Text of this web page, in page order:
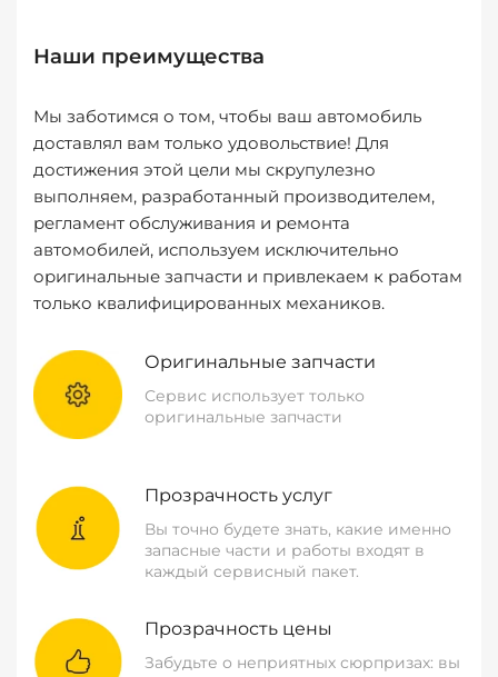
Наши преимущества
Мы заботимся о том, чтобы ваш автомобиль
доставлял вам только удовольствие! Для
достижения этой цели мы скрупулезно
выполняем, разработанный производителем,
регламент обслуживания и ремонта
автомобилей, используем исключительно
оригинальные запчасти и привлекаем к работам
только квалифицированных механиков.
Оригинальные запчасти
Сервис использует только
оригинальные запчасти
Прозрачность услуг
Вы точно будете знать, какие именно
запасные части и работы входят в
каждый сервисный пакет.
Прозрачность цены
Забудьте о неприятных сюрпризах: вы